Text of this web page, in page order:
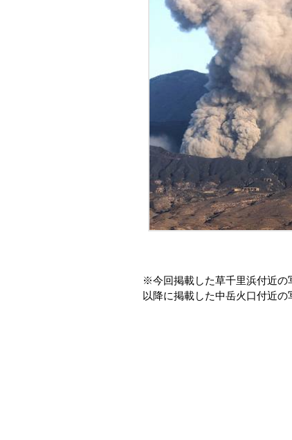
※今回掲載した草千里浜付近の
以降に掲載した中岳火口付近の